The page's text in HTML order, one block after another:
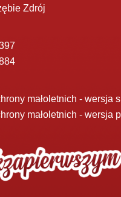
Zdrój
małoletnich - wersja
małoletnich - wersja